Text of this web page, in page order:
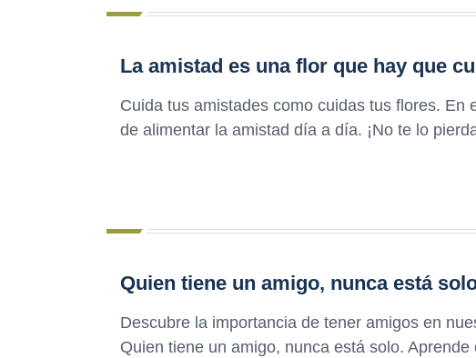
La amistad es una flor que hay que
Cuida tus amistades como cuidas tus flores. En
de alimentar la amistad día a día. ¡No te lo
Quien tiene un amigo, nunca está
Descubre la importancia de tener amigos en
Quien tiene un amigo, nunca está solo.